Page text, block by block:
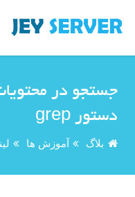
جستجو در
دستور grep
بلاگ آموزش ها